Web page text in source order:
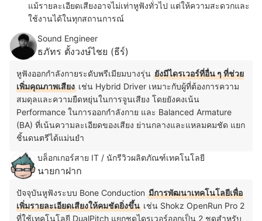
แม้รายละเอียดเสียงอาจไม่เท่าหูฟังทั่วไป แต่ให้ความสะดวกและ
ใช้งานได้ในทุกสถานการณ์
Sound Engineer
ธภัทร ตั้งวงษ์ไชย (ธีร์)
หูฟังออกกำลังกายระดับพรีเมียมบางรุ่น ยังมีไดรเวอร์ที่อื่น ๆ ที่ช่วย
เพิ่มคุณภาพเสียง เช่น Hybrid Driver เหมาะกับผู้ที่ต้องการความ
สมดุลและความยืดหยุ่นในการจูนเสียง โดยยังคงเน้น
Performance ในการออกกำลังกาย และ Balanced Armature
(BA) ที่เน้นความละเอียดของเสียง ย่านกลางและแหลมคมชัด แยก
ชิ้นดนตรีได้แม่นยำ
บล็อกเกอร์สาย IT / นักรีวิวผลิตภัณฑ์เทคโนโลยี
นายกาฝาก
ปัจจุบันหูฟังระบบ Bone Conduction มีการพัฒนาเทคโนโลยีเพื่อ
เพิ่มรายละเอียดเสียงให้คมชัดยิ่งขึ้น เช่น Shokz OpenRun Pro 2
ที่ใช้เทคโนโลยี DualPitch แยกชุดไดรเวอร์ออกเป็น 2 ชุดสำหรับ